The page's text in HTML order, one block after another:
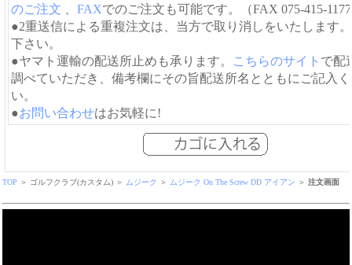
のご注文
FAXでのご注文も可能です。（FAX 075-415-
●2重送信による重複注文は、当方で取り消しをいたします
下さい。
●ヤマト運輸の配送所止めも承ります。
こちらのサイト で配
調べていただき、備考欄にその旨配送所名とともにご記入
い。
●お問い合わせはお気軽に!
TOP ＞ ゴルフクラブ(カスタム) ＞ ムジーク ＞ ムジーク On The Screw DD アイアン ＞ 注文画面